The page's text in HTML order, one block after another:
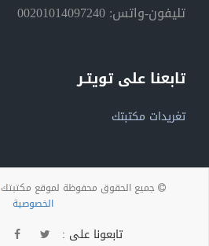
تليفون-واتس: 00201014097240
تابعنا على تويتـر
تغريدات مكتبتك
جميع الحقوق محفوظة لموقع مكتبتك
الخصوصية
تابعونا على :